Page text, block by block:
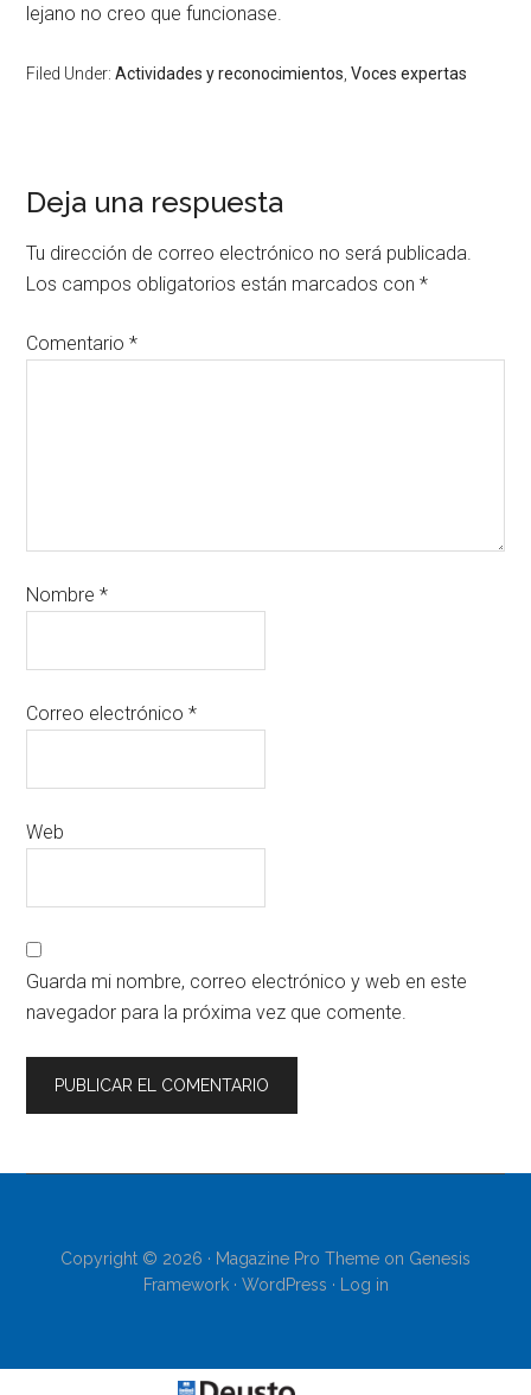
lejano no creo que funcionase.
Filed Under:Actividades y reconocimientos ,Voces expertas
Deja una respuesta
Tu dirección de correo electrónico no será publicada.
Los campos obligatorios están marcados con*
Comentario*
Nombre*
Correo electrónico*
Web
Guarda mi nombre, correo electrónico y web en este
navegador para la próxima vez que comente.
Copyright © 2026 · Magazine Pro Theme on Genesis
Framework· WordPress · Log in